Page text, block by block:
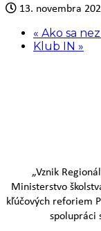
13. novembra
« Ako sa
Klub IN »
„Vznik
Ministerstvo
kľúčových reforiem
spolupráci